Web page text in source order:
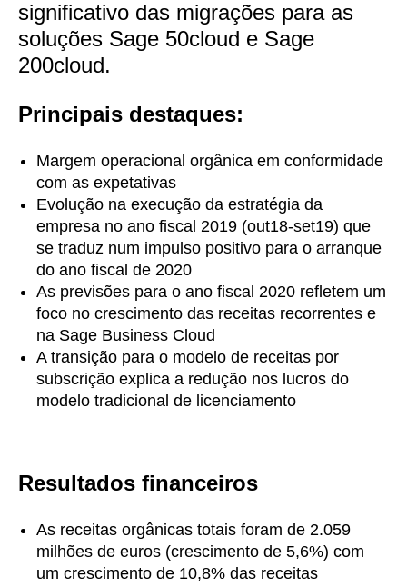
significativo das migrações para as
soluções Sage 50cloud e Sage
200cloud.
Principais destaques:
Margem operacional orgânica em conformidade
com as expetativas
Evolução na execução da estratégia da
empresa no ano fiscal 2019 (out18-set19) que
se traduz num impulso positivo para o arranque
do ano fiscal de 2020
As previsões para o ano fiscal 2020 refletem um
foco no crescimento das receitas recorrentes e
na Sage Business Cloud
A transição para o modelo de receitas por
subscrição explica a redução nos lucros do
modelo tradicional de licenciamento
Resultados financeiros
As receitas orgânicas totais foram de 2.059
milhões de euros (crescimento de 5,6%) com
um crescimento de 10,8% das receitas